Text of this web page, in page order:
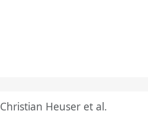
Christian Heuser et al.